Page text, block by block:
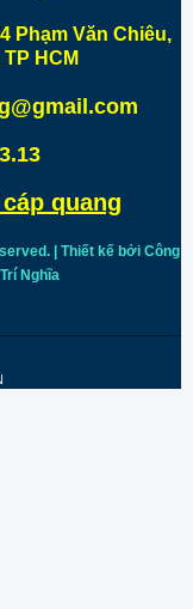
Phạm Văn Chiêu,
HCM
quang
| Thiết kế bởi Công
Nghĩa